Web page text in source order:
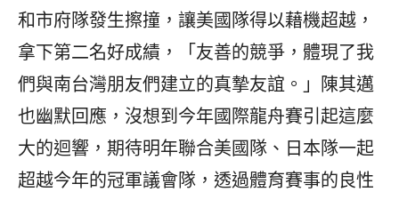
和市府隊發生擦撞，讓美國隊得以藉機超越，
拿下第二名好成績，「友善的競爭，體現了我
們與南台灣朋友們建立的真摯友誼。」陳其邁
也幽默回應，沒想到今年國際龍舟賽引起這麼
大的迴響，期待明年聯合美國隊、日本隊一起
超越今年的冠軍議會隊，透過體育賽事的良性